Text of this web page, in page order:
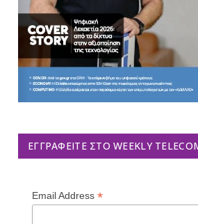
ΕΓΓΡΑΦΕΊΤΕ ΣΤΟ WEEKLY
Email Address *